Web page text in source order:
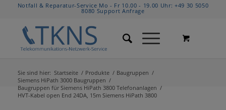
Notfall & Reparatur-Service Mo - Fr 10.00 - 19.00 Uhr:+49 30 5050
8080 Support Anfrage
Sie sind hier: Startseite / Produkte / Baugruppen /
Siemens HiPath 3000 Baugruppen /
Baugruppen für Siemens HiPath 3800 Telefonanlagen /
HVT-Kabel open End 24DA, 15m Siemens HiPath 3800